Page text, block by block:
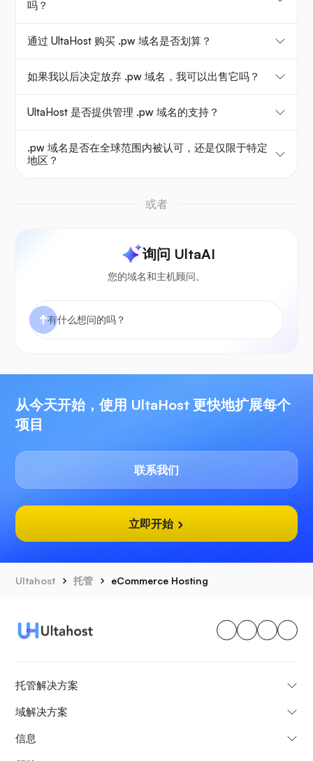
吗？
通过 UltaHost 购买 .pw 域名是否划算？
如果我以后决定放弃 .pw 域名，我可以出售它吗？
UltaHost 是否提供管理 .pw 域名的支持？
.pw 域名是否在全球范围内被认可，还是仅限于特定
地区？
或者
询问 UltaAI
您的域名和主机顾问。
从今天开始，使用 UltaHost 更快地扩展每个
项目
联系我们
立即开始
Ultahost 托管 eCommerce Hosting
托管解决方案
域解决方案
信息